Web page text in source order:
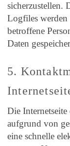
sicherzustellen.
Logfiles werden
betroffene
Daten
5.
Die
aufgrund von
eine schnelle